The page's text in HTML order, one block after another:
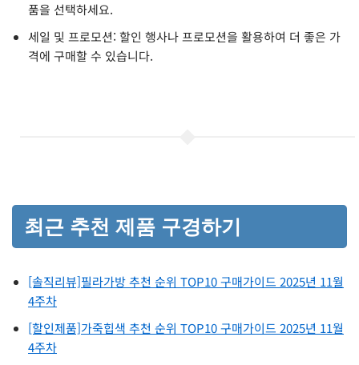
품을 선택하세요.
세일 및 프로모션: 할인 행사나 프로모션을 활용하여 더 좋은 가
격에 구매할 수 있습니다.
최근 추천 제품 구경하기
[솔직리뷰]필라가방 추천 순위 TOP10 구매가이드 2025년 11월
4주차
[할인제품]가죽힙색 추천 순위 TOP10 구매가이드 2025년 11월
4주차